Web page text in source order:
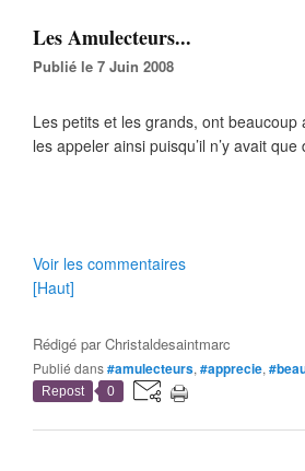
Les Amulecteurs...
Publié le 7 Juin 2008
Les petits et les grands, ont
les appeler ainsi puisqu’il n’y avait
Voir les commentaires
[Haut]
Rédigé parChristaldesaintmarc
Publié dans#amulecteurs, #apprecie,
Repost 0